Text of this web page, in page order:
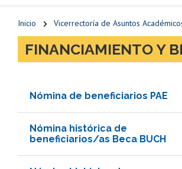
Inicio Vicerrectoría de Asuntos
FINANCIAMIENTO Y
Nómina de beneficiarios PAE
Nómina histórica de
beneficiarios/as Beca BUCH